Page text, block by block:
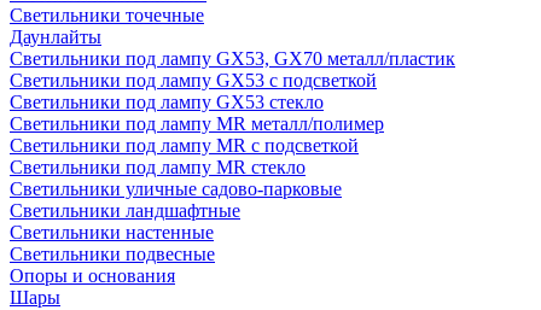
Светильники точечные
Даунлайты
Светильники под лампу GX53, GX70 металл/пластик
Светильники под лампу GX53 с подсветкой
Светильники под лампу GX53 стекло
Светильники под лампу MR металл/полимер
Светильники под лампу MR с подсветкой
Светильники под лампу MR стекло
Светильники уличные садово-парковые
Светильники ландшафтные
Светильники настенные
Светильники подвесные
Опоры и основания
Шары